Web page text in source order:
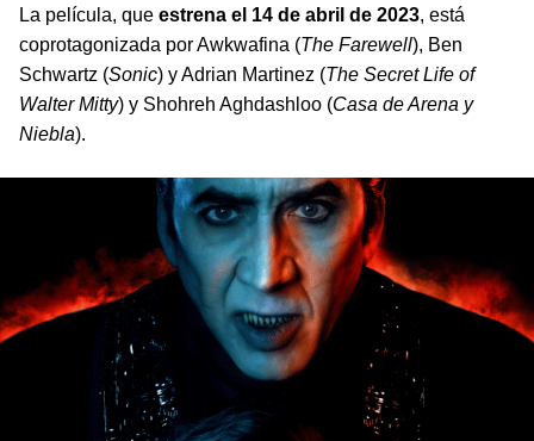
La película, que estrena el 14 de abril de 2023, está
coprotagonizada por Awkwafina (The Farewell), Ben
Schwartz (Sonic) y Adrian Martinez (The Secret Life of
Walter Mitty) y Shohreh Aghdashloo (Casa de Arena y
Niebla).